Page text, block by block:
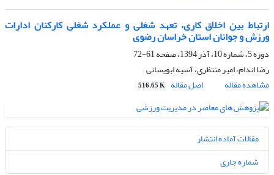
ارتباط بین اخلاق کاری، تعهد شغلی و عملکرد شغلی کارکنان ادارات
ورزش و جوانان استان خراسان رضوی
دوره 5، شماره 10، آذر 1394، صفحه
61-72
رضا اندام، امیر منتظری، آسیه ابویسانی
مشاهده مقاله
اصل مقاله 516.65 K
مقالات آماده انتشار
شماره جاری